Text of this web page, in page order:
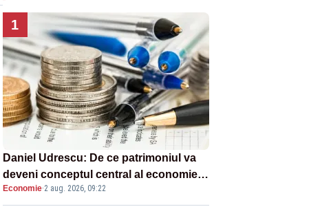
1
Daniel Udrescu: De ce patrimoniul va
deveni conceptul central al economiei
viitoare?
Economie·2 aug. 2026, 09:22